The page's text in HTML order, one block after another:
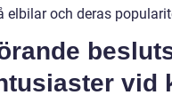
elbilar och deras
vid